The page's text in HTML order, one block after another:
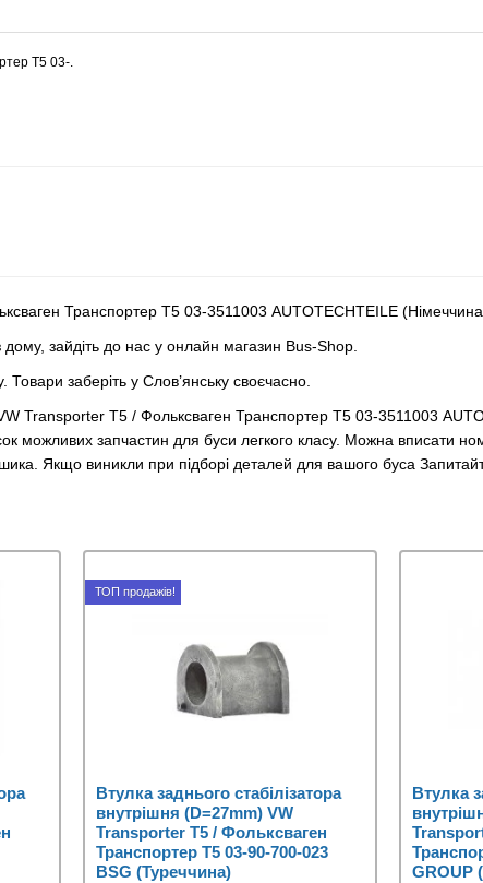
Т5 03-.
Транспортер Т5 03-3511003 AUTOTECHTEILE
зайдіть до нас у онлайн магазин Bus-Shop.
заберіть у Слов’янську своєчасно.
Transporter T5 / Фольксваген Транспортер Т5 03-3511003
можливих запчастин для буси легкого класу. Можна вписати
Якщо виникли при підборі деталей для вашого буса
ТОП продажів!
Втулка заднього стабілізатора
внутрішня (D=27mm) VW
Transporter T5 / Фольксваген
Транспортер Т5 03-90-700-023
BSG (Туреччина)
Втулка
GROUP